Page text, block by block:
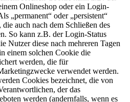
Onlineshop oder ein Login-
„permanent“ oder „persistent“
auch nach dem Schließen des
So kann z.B. der Login-Status
Nutzer diese nach mehreren Tagen
einem solchen Cookie die
werden, die für
verwendet werden.
Cookies bezeichnet, die von
der das
werden (andernfalls, wenn es